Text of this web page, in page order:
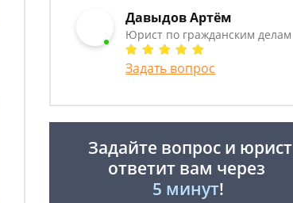
Давыдов Артём
Юрист по гражданским делам
Задать вопрос
Задайте вопрос и юрист
ответит вам через
5 минут!